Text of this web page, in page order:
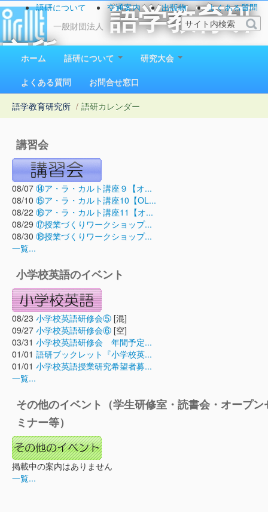
一般財団法人
語学教育研
究所
1923（大正12）年創立
語研について 交通案内 出版物
よくある質問
お問い合わせ
ホーム 語研について
研究大会
よくある質問
お問合せ窓口
語学教育研究所 / 語研カレンダー
講習会
08/07 ⑭ア・ラ・カルト講座９【オ...
08/10 ⑮ア・ラ・カルト講座10【OL...
08/22 ⑯ア・ラ・カルト講座11【オ...
08/29 ⑰授業づくりワークショップ...
08/30 ⑱授業づくりワークショップ...
一覧...
小学校英語のイベント
08/23 小学校英語研修会⑤ [混]
09/27 小学校英語研修会⑥ [空]
03/31 小学校英語研修会 年間予定...
01/01 語研ブックレット『小学校英...
01/01 小学校英語授業研究希望者募...
一覧...
その他のイベント（学生研修室・読書会・オープン
ミナー等）
掲載中の案内はありません
一覧...